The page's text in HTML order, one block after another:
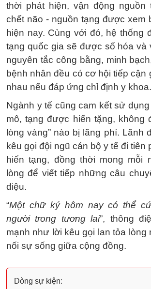
thời phát hiện, vận động nguồn
chết não - nguồn tạng được xem
hiện nay. Cùng với đó, hệ thống
tạng quốc gia sẽ được số hóa và
nguyên tắc công bằng, minh
bệnh nhân đều có cơ hội tiếp cận
nhau nếu đáp ứng chỉ định y khoa.
Ngành y tế cũng cam kết sử
mô, tạng được hiến tặng, không
lòng vàng” nào bị lãng phí. Lãnh
kêu gọi đội ngũ cán bộ y tế đi tiên
hiến tạng, đồng thời mong mỗi
lòng để viết tiếp những câu
diệu.
“Một chữ ký hôm nay có thể
người trong tương lai”, thông
mạnh như lời kêu gọi lan tỏa lòng
nối sự sống giữa cộng đồng.
Dòng sự kiện: